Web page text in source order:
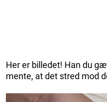
Her er billedet! Han du
mente, at det stred mod